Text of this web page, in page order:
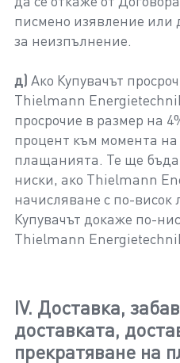
писмено изявление или
за неизпълнение.
д) Ако Купувачът
Thielmann
просрочие в размер на
процент към момента
плащанията. Те ще
ниски, ако Thielmann
начисляване с по-висок
Купувачът докаже по-
Thielmann
IV. Доставка,
доставката,
прекратяване на